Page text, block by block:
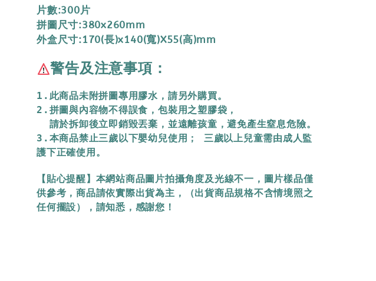
片數:300片
拼圖尺寸:380x260mm
外盒尺寸:170(長)x140(寬)X55(高)mm
警告及注意事項：
1.此商品未附拼圖專用膠水，請另外購買。
2.拼圖與內容物不得誤食，包裝用之塑膠袋，
  請於拆卸後立即銷毀丟棄，
並遠離孩童，避免產生窒息危險。
3.本商品禁止三歲以下嬰幼兒使用； 三歲以上兒童需由成人監
護下正確使用。
【貼心提醒】本網站商品圖片拍攝角度及光線不一，圖片樣品僅
供參考，商品請依實際出貨為主，（出貨商品規格不含情境照之
任何擺設），請知悉，感謝您！